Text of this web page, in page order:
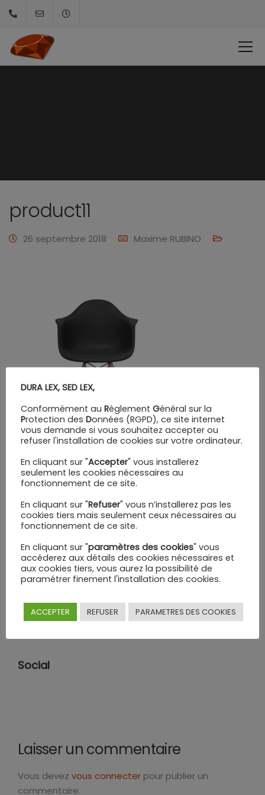
product11
26 septembre 2018 Maxime RUBINO
Catégories
Social
Laisser un commentaire
Vous devez vous connecter pour publier un
commentaire.
DURA LEX, SED LEX,
Conformément au Règlement Général sur la
Protection des Données (RGPD), ce site internet
vous demande si vous souhaitez accepter ou
refuser l'installation de cookies sur votre ordinateur.
En cliquant sur "Accepter" vous installerez
seulement les cookies nécessaires au
fonctionnement de ce site.
En cliquant sur "Refuser" vous n’installerez pas les
cookies tiers mais seulement ceux nécessaires au
fonctionnement de ce site.
En cliquant sur "paramètres des cookies" vous
accéderez aux détails des cookies nécessaires et
aux cookies tiers, vous aurez la possibilité de
paramétrer finement l'installation des cookies.
ACCEPTER REFUSER PARAMETRES DES COOKIES